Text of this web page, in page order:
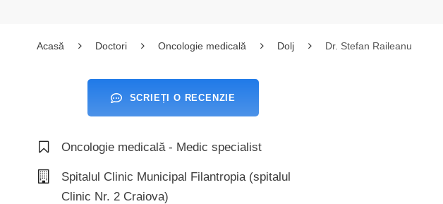
Acasă Doctori Oncologie medicală Dolj Dr. Stefan Raileanu
SCRIEȚI O RECENZIE
Oncologie medicală - Medic specialist
Spitalul Clinic Municipal Filantropia (spitalul
Clinic Nr. 2 Craiova)